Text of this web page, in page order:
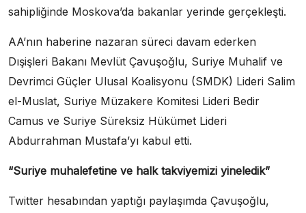
sahipliğinde Moskova’da bakanlar yerinde gerçekleşti.
AA’nın haberine nazaran süreci davam ederken
Dışişleri Bakanı Mevlüt Çavuşoğlu, Suriye Muhalif ve
Devrimci Güçler Ulusal Koalisyonu (SMDK) Lideri Salim
el-Muslat, Suriye Müzakere Komitesi Lideri Bedir
Camus ve Suriye Süreksiz Hükümet Lideri
Abdurrahman Mustafa’yı kabul etti.
“Suriye muhalefetine ve halk takviyemizi yineledik”
Twitter hesabından yaptığı paylaşımda Çavuşoğlu,